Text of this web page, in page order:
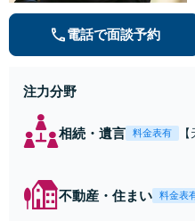
電話で面談予約
注力分野
相続・遺言 料金表有
富
応
不動産・住まい 料金表